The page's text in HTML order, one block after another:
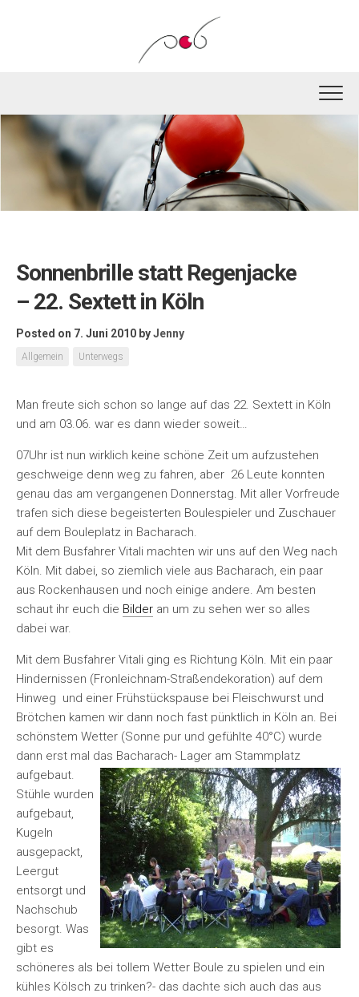
Sonnenbrille statt Regenjacke
– 22. Sextett in Köln
Posted on 7. Juni 2010 byJenny
Allgemein Unterwegs
Man freute sich schon so lange auf das 22. Sextett in Köln
und am 03.06. war es dann wieder soweit…
07Uhr ist nun wirklich keine schöne Zeit um aufzustehen
geschweige denn weg zu fahren, aber 26 Leute konnten
genau das am vergangenen Donnerstag. Mit aller Vorfreude
trafen sich diese begeisterten Boulespieler und Zuschauer
auf dem Bouleplatz in Bacharach.
Mit dem Busfahrer Vitali machten wir uns auf den Weg nach
Köln. Mit dabei, so ziemlich viele aus Bacharach, ein paar
aus Rockenhausen und noch einige andere. Am besten
schaut ihr euch die Bilder an um zu sehen wer so alles
dabei war.
Mit dem Busfahrer Vitali ging es Richtung Köln. Mit ein paar
Hindernissen (Fronleichnam-Straßendekoration) auf dem
Hinweg und einer Frühstückspause bei Fleischwurst und
Brötchen kamen wir dann noch fast pünktlich in Köln an. Bei
schönstem Wetter (Sonne pur und gefühlte 40°C) wurde
dann erst mal das Bacharach- Lager am Stammplatz
aufgebaut.
Stühle wurden
aufgebaut,
Kugeln
ausgepackt,
Leergut
entsorgt und
Nachschub
besorgt. Was
gibt es
schöneres als bei tollem Wetter Boule zu spielen und ein
kühles Kölsch zu trinken?- das dachte sich auch das aus